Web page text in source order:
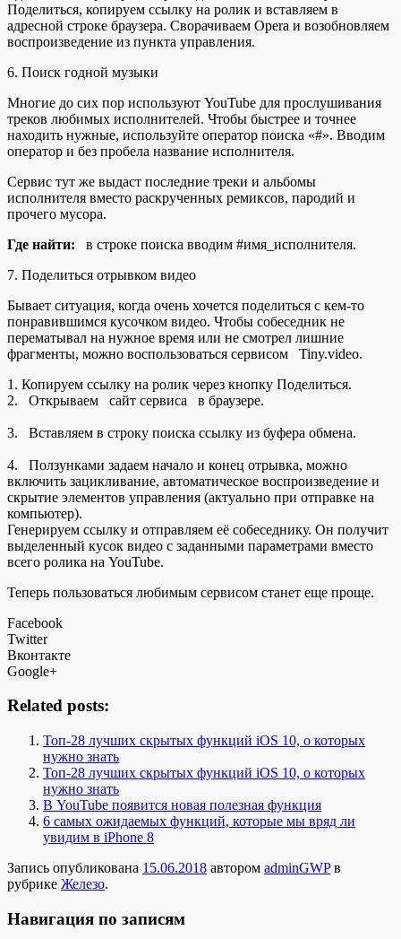
Поделиться, копируем ссылку на ролик и вставляем в
адресной строке браузера. Сворачиваем Opera и возобновляем
воспроизведение из пункта управления.
6. Поиск годной музыки
Многие до сих пор используют YouTube для прослушивания
треков любимых исполнителей. Чтобы быстрее и точнее
находить нужные, используйте оператор поиска «#». Вводим
оператор и без пробела название исполнителя.
Сервис тут же выдаст последние треки и альбомы
исполнителя вместо раскрученных ремиксов, пародий и
прочего мусора.
Где найти: в строке поиска вводим #имя_исполнителя.
7. Поделиться отрывком видео
Бывает ситуация, когда очень хочется поделиться с кем-то
понравившимся кусочком видео. Чтобы собеседник не
перематывал на нужное время или не смотрел лишние
фрагменты, можно воспользоваться сервисом Tiny.video.
1. Копируем ссылку на ролик через кнопку Поделиться.
2. Открываем сайт сервиса в браузере.
3. Вставляем в строку поиска ссылку из буфера обмена.
4. Ползунками задаем начало и конец отрывка, можно
включить зацикливание, автоматическое воспроизведение и
скрытие элементов управления (актуально при отправке на
компьютер).
Генерируем ссылку и отправляем её собеседнику. Он получит
выделенный кусок видео с заданными параметрами вместо
всего ролика на YouTube.
Теперь пользоваться любимым сервисом станет еще проще.
Facebook
Twitter
Вконтакте
Google+
Related posts:
​Топ-28 лучших скрытых функций iOS 10, о которых
нужно знать
​Топ-28 лучших скрытых функций iOS 10, о которых
нужно знать
В YouTube появится новая полезная функция
6 самых ожидаемых функций, которые мы вряд ли
увидим в iPhone 8
Запись опубликована 15.06.2018 автором adminGWPв
рубрике Железо.
Навигация по записям